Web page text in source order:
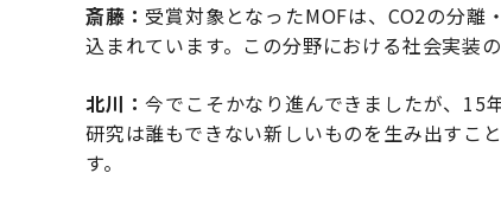
斎藤： 受賞対象となったMOFは、CO2の分離
込まれています。この分野における社会実装
北川：今でこそかなり進んできましたが、15
研究は誰もできない新しいものを生み出すこ
す。